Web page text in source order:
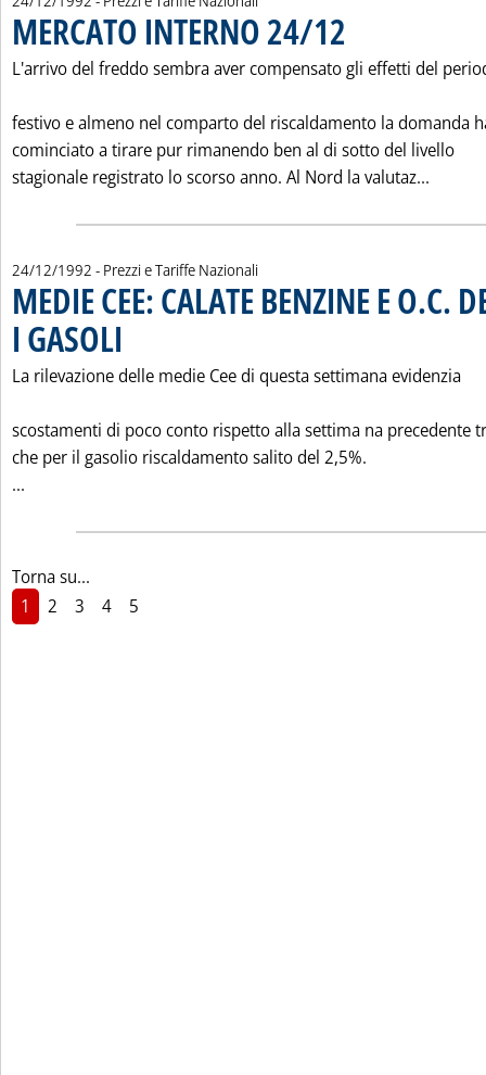
MERCATO INTERNO 24/12
L'arrivo del freddo sembra aver compensato gli effetti del
festivo e almeno nel comparto del riscaldamento la domanda
cominciato a tirare pur rimanendo ben al di sotto del livello
stagionale registrato lo scorso anno. Al Nord la valutaz...
24/12/1992 - Prezzi e Tariffe Nazionali
MEDIE CEE: CALATE BENZINE E O.C.
I GASOLI
La rilevazione delle medie Cee di questa settimana evidenzia
scostamenti di poco conto rispetto alla settima na precedente
che per il gasolio riscaldamento salito del 2,5%.
...
Torna su...
1
2 3 4 5